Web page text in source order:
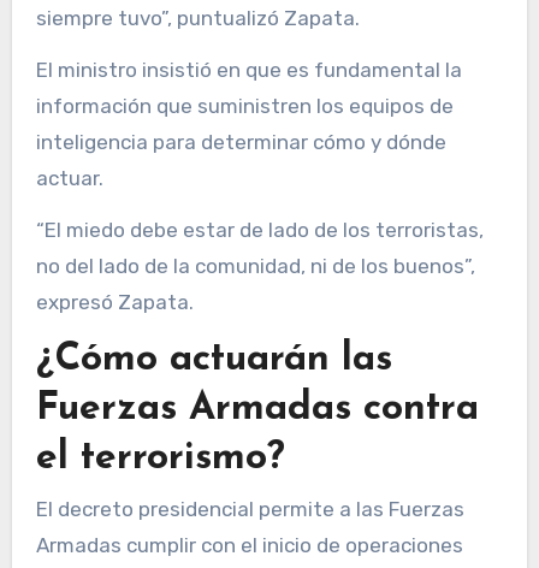
siempre tuvo”, puntualizó Zapata.
El ministro insistió en que es fundamental la
información que suministren los equipos de
inteligencia para determinar cómo y dónde
actuar.
“El miedo debe estar de lado de los terroristas,
no del lado de la comunidad, ni de los buenos”,
expresó Zapata.
¿Cómo actuarán las
Fuerzas Armadas contra
el terrorismo?
El decreto presidencial permite a las Fuerzas
Armadas cumplir con el inicio de operaciones